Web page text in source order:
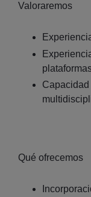
Valoraremos
Qué ofrecemos